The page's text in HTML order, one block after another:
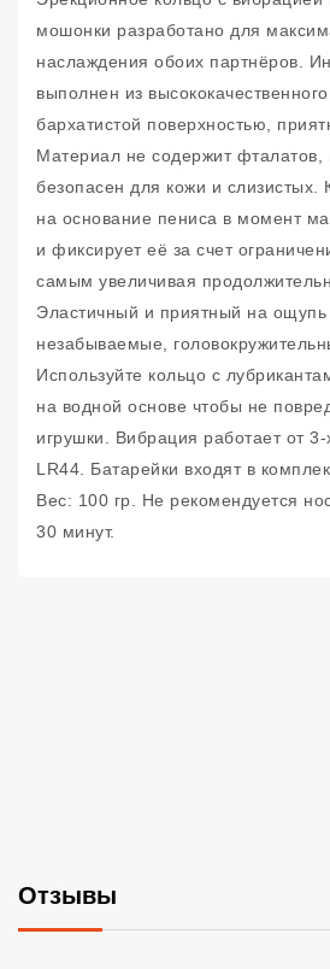
мошонки разработано для
наслаждения обоих партнёров.
выполнен из
бархатистой поверхностью,
Материал не содержит фталатов,
безопасен для кожи и слизистых.
на основание пениса в момент
и фиксирует её за счет
самым увеличивая
Эластичный и приятный на
незабываемые,
Используйте кольцо с
на водной основе чтобы не
игрушки. Вибрация работает от 3-
LR44. Батарейки входят в
Вес: 100 гр. Не рекомендуется
30 минут.
Отзывы